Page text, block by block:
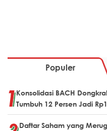
Populer
Konsolidasi BACH
Tumbuh 12 Persen Jadi
Daftar Saham yang